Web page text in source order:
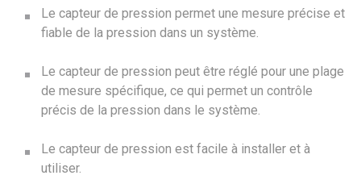
Le capteur de pression permet une mesure précise et
fiable de la pression dans un système.
Le capteur de pression peut être réglé pour une plage
de mesure spécifique, ce qui permet un contrôle
précis de la pression dans le système.
Le capteur de pression est facile à installer et à
utiliser.